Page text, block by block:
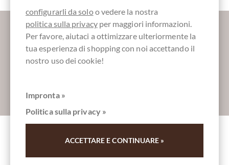
Maggiori informazioni sul buon cioccolato?
Registrati qui per i nostri SchokoNEWS:
Haselnuss Crunch Schokoladentrüffeln -
configurarli da soloo vedere la nostra
politica sulla privacyper maggiori informazioni.
Per favore, aiutaci a ottimizzare ulteriormente la
tua esperienza di shopping con noi accettando il
nostro uso dei cookie!
Impronta »
Politica sulla privacy »
ACCETTARE E CONTINUARE »